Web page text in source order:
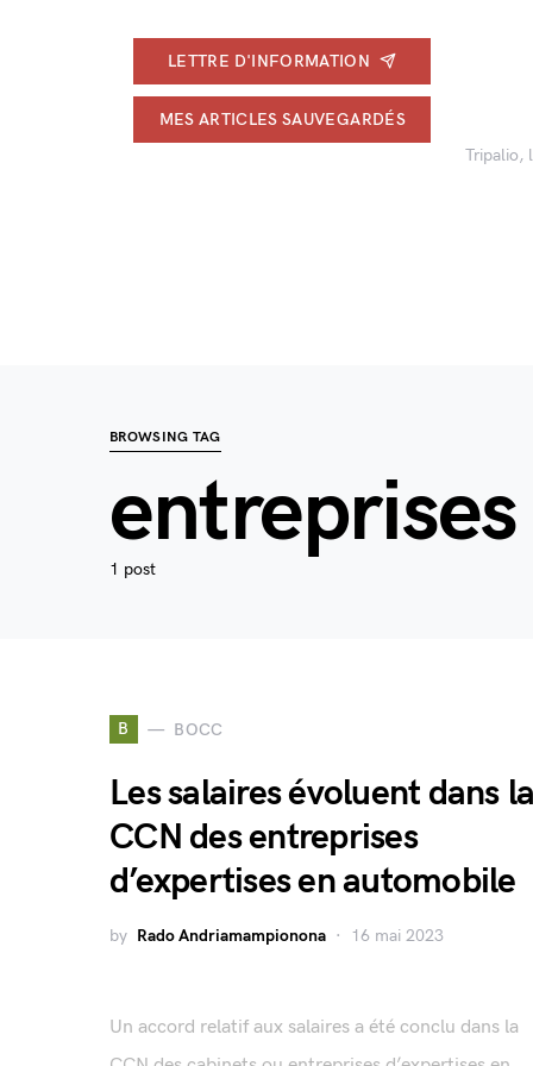
LETTRE D'INFORMATION
MES ARTICLES SAUVEGARDÉS
Tripalio,
BROWSING TAG
1 post
B BOCC
Les salaires évoluent dans
CCN des entreprises
d’expertises en automobile
by Rado Andriamampionona 16 mai 2023
Un accord relatif aux salaires a été conclu dans la